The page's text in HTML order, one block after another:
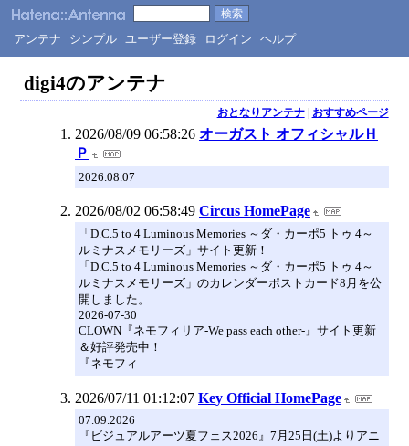
アンテナ シンプル ユーザー登録 ログイン ヘルプ
digi4のアンテナ
おとなりアンテナ| おすすめページ
2026/08/09 06:58:26 オーガスト オフィシャルＨ
Ｐ
2026.08.07
2026/08/02 06:58:49 Circus HomePage
「D.C.5 to 4 Luminous Memories ～ダ・カーポ5 トゥ 4～
ルミナスメモリーズ」サイト更新！
「D.C.5 to 4 Luminous Memories ～ダ・カーポ5 トゥ 4～
ルミナスメモリーズ」のカレンダーポストカード8月を公
開しました。
2026-07-30
CLOWN『ネモフィリア-We pass each other-』サイト更新
＆好評発売中！
『ネモフィ
2026/07/11 01:12:07 Key Official HomePage
07.09.2026
『ビジュアルアーツ夏フェス2026』7月25日(土)よりアニ